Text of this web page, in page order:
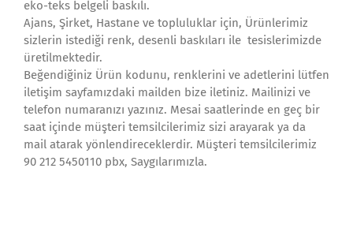
eko-teks belgeli baskılı.
Ajans, Şirket, Hastane ve topluluklar için, Ürünlerimiz
sizlerin istediği renk, desenli baskıları ile tesislerimizde
üretilmektedir.
Beğendiğiniz Ürün kodunu, renklerini ve adetlerini lütfen
iletişim sayfamızdaki mailden bize iletiniz. Mailinizi ve
telefon numaranızı yazınız. Mesai saatlerinde en geç bir
saat içinde müşteri temsilcilerimiz sizi arayarak ya da
mail atarak yönlendireceklerdir. Müşteri temsilcilerimiz
90 212 5450110 pbx, Saygılarımızla.